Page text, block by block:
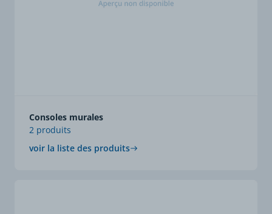
Consoles murales
2 produits
voir la liste des produits